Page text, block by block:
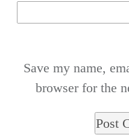
Save my name,
browser for the